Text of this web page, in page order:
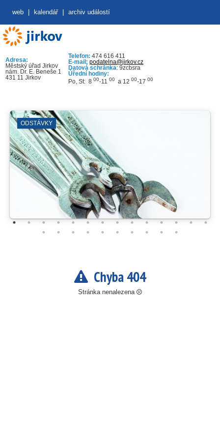
web kalendář archiv událostí
Adresa:
Městský úřad Jirkov
nám. Dr. E. Beneše 1
431 11 Jirkov
Telefon: 474 616 411
E-mail: podatelna@jirkov.cz
Datová schránka: 9zcbsra
Úřední hodiny:
Po, St: 8 00-11 00 a 12 00-17 00
ODSTÁVKY
Chyba 404
Stránka nenalezena